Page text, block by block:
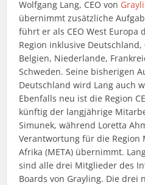
Wolfgang Lang, CEO von
übernimmt zusätzliche
führt er als CEO West Europa
Region inklusive
Belgien, Niederlande,
Schweden. Seine bisherigen
Deutschland wird Lang auch
Ebenfalls neu ist die Region
künftig der langjährige
Simunek, während Loretta
Verantwortung für die Region
Afrika (META) übernimmt.
sind alle drei Mitglieder des
Boards von Grayling. Die drei